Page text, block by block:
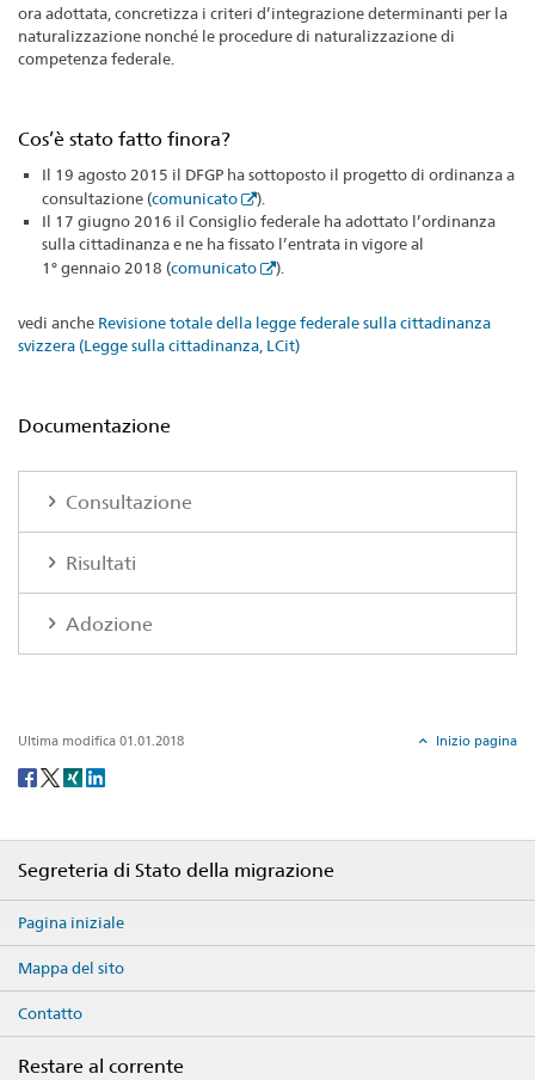
ora adottata, concretizza i criteri d’integrazione determinanti per la
naturalizzazione nonché le procedure di naturalizzazione di
competenza federale.
Cos’è stato fatto finora?
Il 19 agosto 2015 il DFGP ha sottoposto il progetto di ordinanza a
consultazione (comunicato
).
Il 17 giugno 2016 il Consiglio federale ha adottato l’ordinanza
sulla cittadinanza e ne ha fissato l’entrata in vigore al
1° gennaio 2018 (comunicato ).
vedi anche Revisione totale della legge federale sulla cittadinanza
svizzera (Legge sulla cittadinanza, LCit)
Documentazione
Consultazione
Risultati
Adozione
Ultima modifica 01.01.2018 Inizio pagina
Social
Segreteria di Stato della migrazione
Pagina iniziale
Mappa del sito
Contatto
Restare al corrente